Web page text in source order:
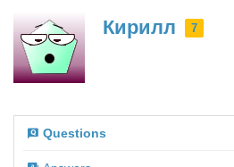
Кирилл 7
Questions